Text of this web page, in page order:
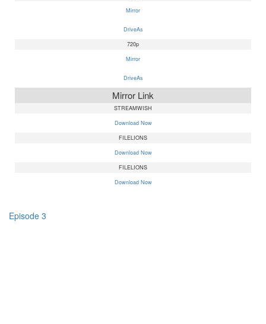
Mirror
DriveAs
720p
Mirror
DriveAs
Mirror Link
STREAMWISH
Download Now
FILELIONS
Download Now
FILELIONS
Download Now
Episode 3